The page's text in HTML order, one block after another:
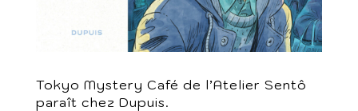
Tokyo Mystery Café de l’Atelier Sentô
paraît chez Dupuis.